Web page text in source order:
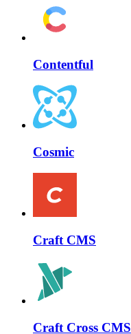
Contentful
Cosmic
Craft CMS
Craft Cross CMS